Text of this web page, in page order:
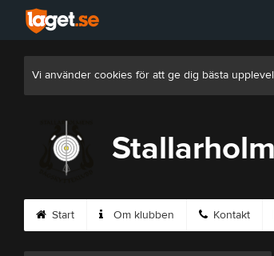
Vi använder cookies för att ge dig bästa
Start Om klubben Kontakt